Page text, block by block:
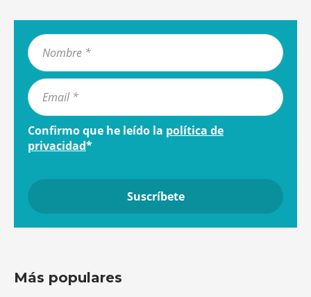
Confirmo que he leído la política de
privacidad*
Más populares